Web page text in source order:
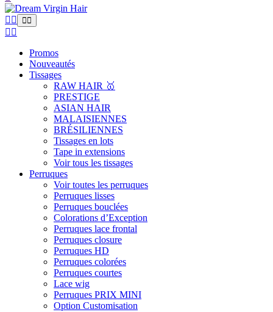
Promos
Nouveautés
Tissages
RAW HAIR 🥇
PRESTIGE
ASIAN HAIR
MALAISIENNES
BRÉSILIENNES
Tissages en lots
Tape in extensions
Voir tous les tissages
Perruques
Voir toutes les perruques
Perruques lisses
Perruques bouclées
Colorations d’Exception
Perruques lace frontal
Perruques closure
Perruques HD
Perruques colorées
Perruques courtes
Lace wig
Perruques PRIX MINI
Option Customisation